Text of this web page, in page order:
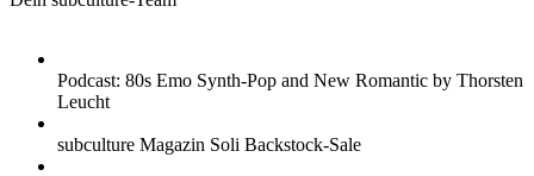
Podcast: 80s Emo Synth-Pop and New Romantic by Thorsten
Leucht
subculture Magazin Soli Backstock-Sale